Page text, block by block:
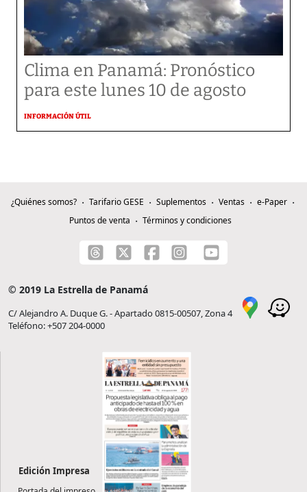
Clima en Panamá: Pronóstico
para este lunes 10 de agosto
INFORMACIÓN ÚTIL
¿Quiénes somos? Tarifario GESE Suplementos Ventas
e-Paper
Puntos de venta
Términos y condiciones
© 2019 La Estrella de Panamá
C/ Alejandro A. Duque G. - Apartado 0815-00507, Zona 4
Teléfono: +507 204-0000
Edición Impresa